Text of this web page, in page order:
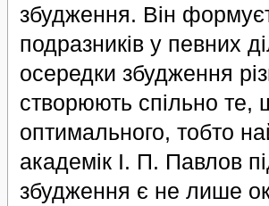
збудження. Він
подразників у певних
осередки збудження
створюють спільно
оптимального, тобто
академік І. П. Павлов
збудження є не лише